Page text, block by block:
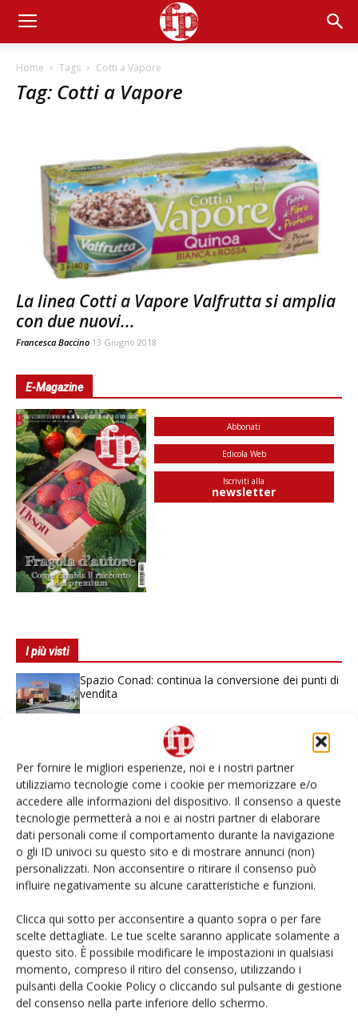
Per fornire le migliori esperienze, noi e i nostri partner
utilizziamo tecnologie come i cookie per memorizzare e/o
accedere alle informazioni del dispositivo. Il consenso a queste
tecnologie permetterà a noi e ai nostri partner di elaborare
dati personali come il comportamento durante la navigazione
o gli ID univoci su questo sito e di mostrare annunci (non)
personalizzati. Non acconsentire o ritirare il consenso può
influire negativamente su alcune caratteristiche e funzioni.
Clicca qui sotto per acconsentire a quanto sopra o per fare
scelte dettagliate. Le tue scelte saranno applicate solamente a
questo sito. È possibile modificare le impostazioni in qualsiasi
momento, compreso il ritiro del consenso, utilizzando i
pulsanti della Cookie Policy o cliccando sul pulsante di gestione
del consenso nella parte inferiore dello schermo.
Home Tags Cotti a Vapore
Tag: Cotti a Vapore
La linea Cotti a Vapore Valfrutta si amplia
con due nuovi...
Francesca Baccino 13 Giugno 2018
E-Magazine
Abbonati
Edicola Web
Iscriviti alla
newsletter
I più visti
Spazio Conad: continua la conversione dei punti di
vendita
Non è una susina: è Metis… e può rivoluzionare la
L’ortofrutta di Extra Supermercati tra localismo e
Ai #Repartofresh
Andamento prezzi ortofrutta in Italia al 27 luglio
2026
Leonardo Odorizzi: “Dobbiamo creare stupore nel
punto di vendita” #vocidellortofrutta